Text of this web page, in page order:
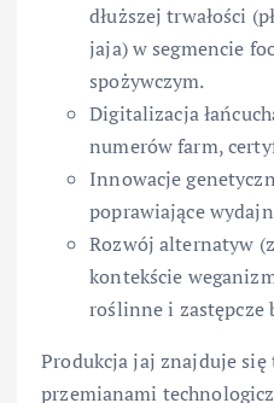
dłuższej trwałości
jaja) w segmencie
spożywczym.
Digitalizacja
numerów farm,
Innowacje
poprawiające
Rozwój alternatyw
kontekście
roślinne i zastępcze
Produkcja jaj znajduje się
przemianami